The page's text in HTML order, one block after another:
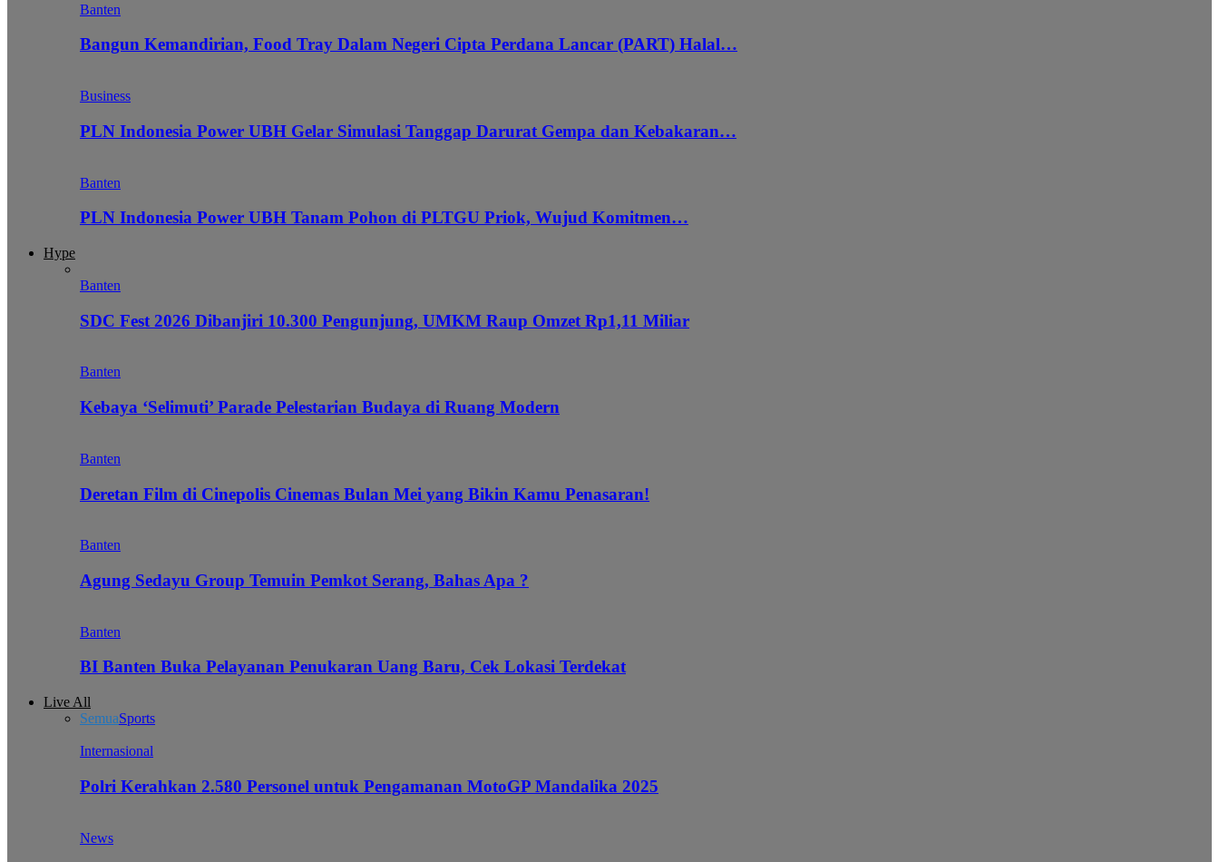
Banten
Bangun Kemandirian, Food Tray Dalam Negeri Cipta Perdana Lancar (PART) Halal…
Business
PLN Indonesia Power UBH Gelar Simulasi Tanggap Darurat Gempa dan Kebakaran…
Banten
PLN Indonesia Power UBH Tanam Pohon di PLTGU Priok, Wujud Komitmen…
Hype
Banten
SDC Fest 2026 Dibanjiri 10.300 Pengunjung, UMKM Raup Omzet Rp1,11 Miliar
Banten
Kebaya ‘Selimuti’ Parade Pelestarian Budaya di Ruang Modern
Banten
Deretan Film di Cinepolis Cinemas Bulan Mei yang Bikin Kamu Penasaran!
Banten
Agung Sedayu Group Temuin Pemkot Serang, Bahas Apa ?
Banten
BI Banten Buka Pelayanan Penukaran Uang Baru, Cek Lokasi Terdekat
Live All
SemuaSports
Internasional
Polri Kerahkan 2.580 Personel untuk Pengamanan MotoGP Mandalika 2025
News